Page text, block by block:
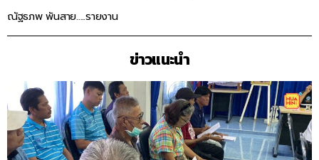
ณัฐธภพ พันสาย…..รายงาน
ข่าวแนะนำ